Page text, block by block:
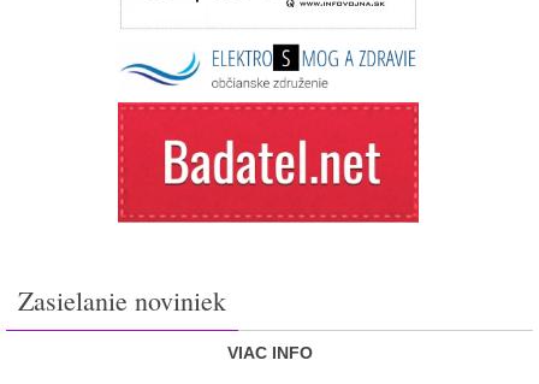
Zasielanie noviniek
VIAC INFO